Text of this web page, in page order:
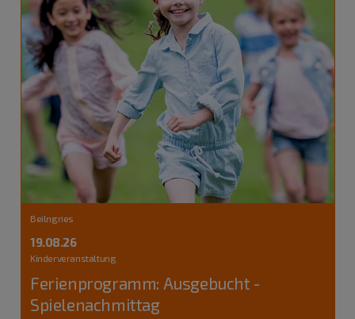
Beilngries
19.08.26
Kinderveranstaltung
Ferienprogramm: Ausgebucht -
Spielenachmittag